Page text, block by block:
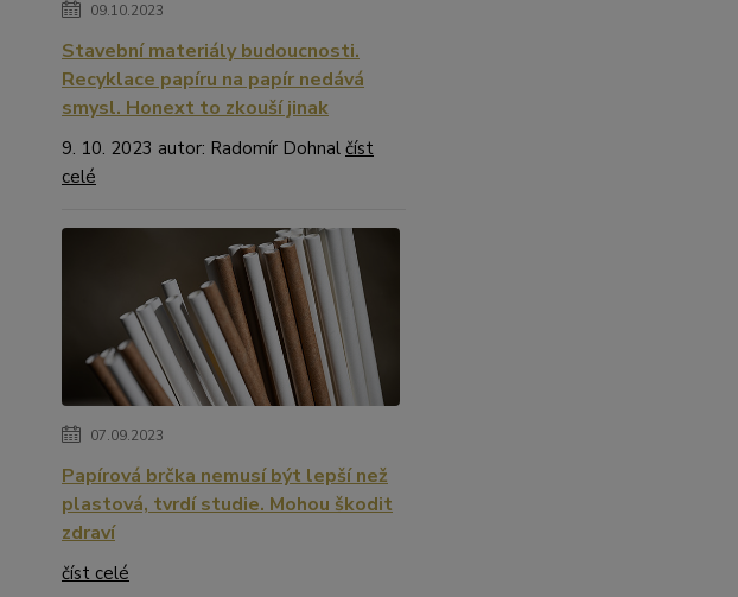
09.10.2023
Stavební materiály budoucnosti.
Recyklace papíru na papír nedává
smysl. Honext to zkouší jinak
9. 10. 2023 autor: Radomír Dohnal číst
celé
07.09.2023
Papírová brčka nemusí být lepší než
plastová, tvrdí studie. Mohou škodit
zdraví
číst celé